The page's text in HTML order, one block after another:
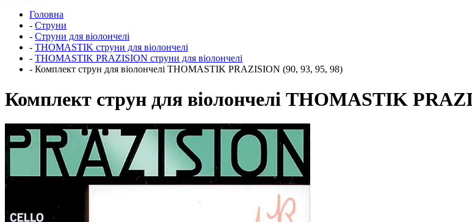
Головна
- Струни
- Струни для віолончелі
- THOMASTIK струни для віолончелі
- THOMASTIK PRAZISION струни для віолончелі
- Комплект струн для віолончелі THOMASTIK PRAZISION (90, 93, 95, 98)
Комплект струн для віолончелі THOMASTIK